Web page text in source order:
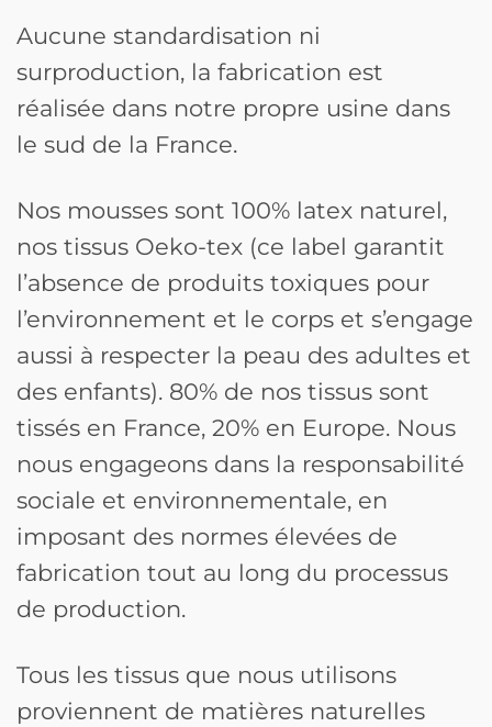
Aucune standardisation ni
surproduction, la fabrication est
réalisée dans notre propre usine dans
le sud de la France.
Nos mousses sont 100% latex naturel,
nos tissus Oeko-tex (ce label garantit
l’absence de produits toxiques pour
l’environnement et le corps et s’engage
aussi à respecter la peau des adultes et
des enfants). 80% de nos tissus sont
tissés en France, 20% en Europe. Nous
nous engageons dans la responsabilité
sociale et environnementale, en
imposant des normes élevées de
fabrication tout au long du processus
de production.
Tous les tissus que nous utilisons
proviennent de matières naturelles